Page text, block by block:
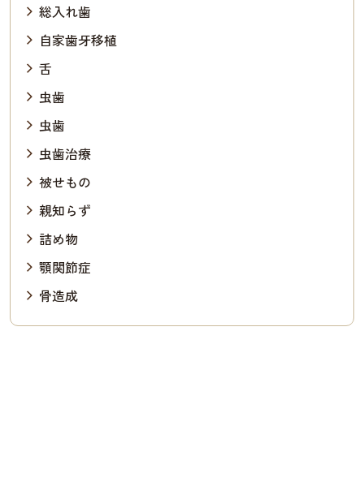
総入れ歯
自家歯牙移植
舌
虫歯
虫歯
虫歯治療
被せもの
親知らず
詰め物
顎関節症
骨造成